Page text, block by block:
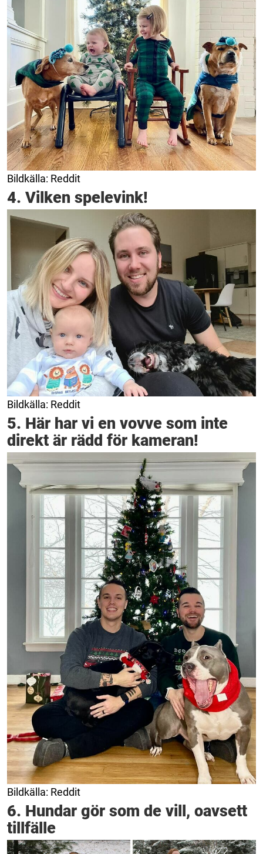
Bildkälla: Reddit
4. Vilken spelevink!
Bildkälla: Reddit
5. Här har vi en vovve som inte
direkt är rädd för kameran!
Bildkälla: Reddit
6. Hundar gör som de vill, oavsett
tillfälle